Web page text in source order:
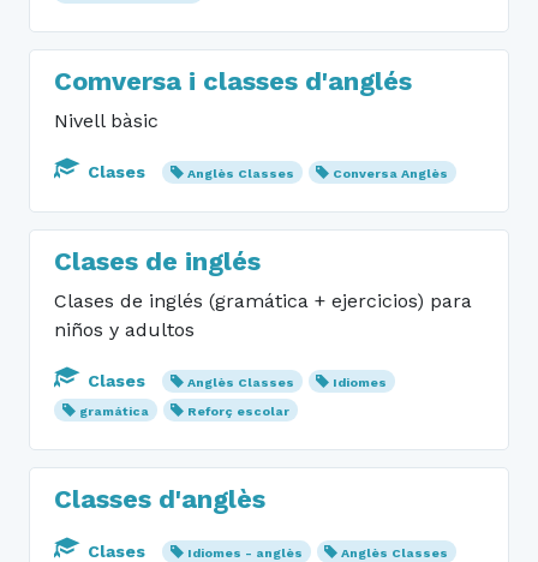
Comversa i classes d'anglés
Nivell bàsic
Clases Anglès Classes Conversa Anglès
Clases de inglés
Clases de inglés (gramática + ejercicios) para
niños y adultos
Clases Anglès Classes
Idiomes
gramática
Reforç escolar
Classes d'anglès
Clases Idiomes - anglès Anglès Classes